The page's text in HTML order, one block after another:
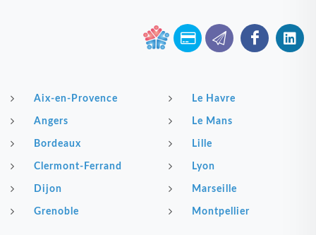
Aix-en-Provence
Angers
Bordeaux
Clermont-Ferrand
Dijon
Grenoble
Le Havre
Le Mans
Lille
Lyon
Marseille
Montpellier